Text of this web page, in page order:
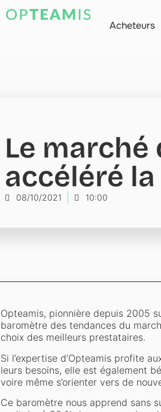
Acheteurs
Le marché
accéléré
08/10/2021 10:00
Opteamis, pionnière depuis 2005
baromètre des tendances du
choix des meilleurs prestataires.
Si l’expertise d’Opteamis profite
leurs besoins, elle est également
voire même s’orienter vers de
Ce baromètre nous apprend sans